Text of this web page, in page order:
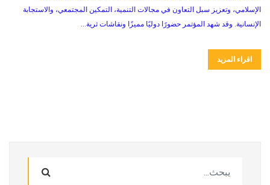
الإسلامي، وتعزيز سبل التعاون في مجالات التنمية، التمكين المجتمعي، والاستجابة
الإنسانية. وقد شهد المؤتمر حضورًا دوليًا مميزًا ونقاشات ثرية...
اقراء المزيد